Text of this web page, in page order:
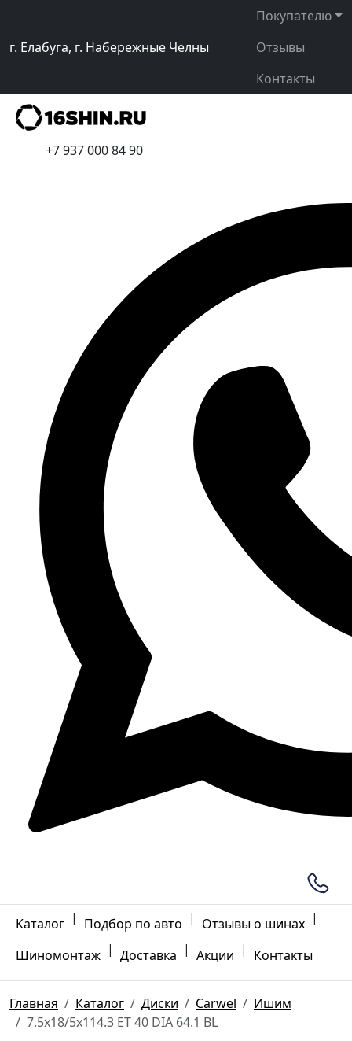
г. Елабуга, г. Набережные Челны
Покупателю
Отзывы
Контакты
+7 937 000 84 90
Каталог | Подбор по авто | Отзывы о шинах |
Шиномонтаж | Доставка | Акции | Контакты
Главная Каталог Диски Carwel
Ишим
7.5x18/5x114.3 ET 40 DIA 64.1 BL